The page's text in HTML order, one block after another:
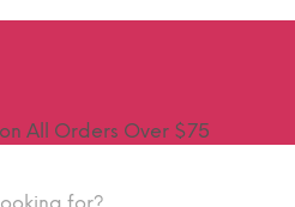
All Orders Over $75